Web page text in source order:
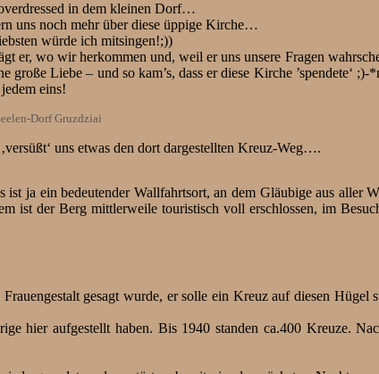
in dem kleinen Dorf…
uns noch mehr über diese üppige Kirche…
würde ich mitsingen!;))
wo wir herkommen und, weil er uns unsere Fragen
Liebe – und so kam’s, dass er diese Kirche ’spendete‘
eins!
Dorf Gruzdziai
uns etwas den dort dargestellten Kreuz-Weg….
ja ein bedeutender Wallfahrtsort, an dem Gläubige aus aller
der Berg mittlerweile touristisch voll erschlossen, im
gesagt wurde, er solle ein Kreuz auf diesen
hier aufgestellt haben. Bis 1940 standen ca.400 Kreuze.